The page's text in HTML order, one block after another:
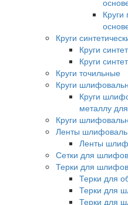
Круги
Круги
Круги
Круги точильные
Круги
Круги
металлу
Круги
Ленты
Ленты
Сетки для
Терки для
Терки для
Терки для
Терки для